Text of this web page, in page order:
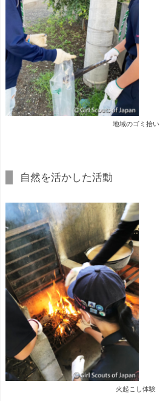
地域のゴミ拾い
自然を活かした活動
火起こし体験